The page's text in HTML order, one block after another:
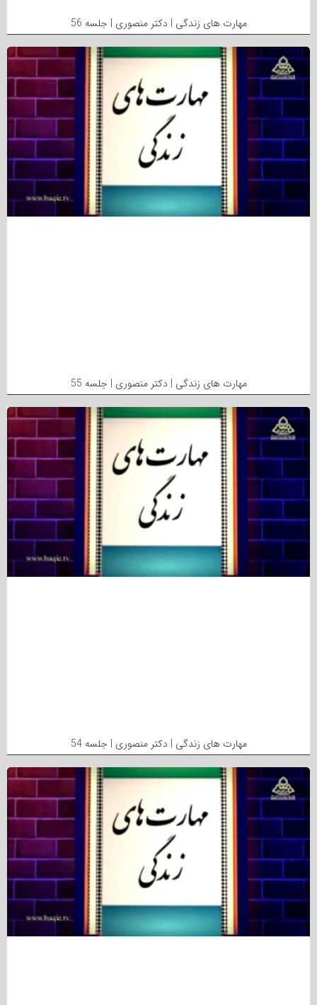
مهارت های زندگی | دکتر منصوری | جلسه 56
مهارت های زندگی | دکتر منصوری | جلسه 55
مهارت های زندگی | دکتر منصوری | جلسه 54